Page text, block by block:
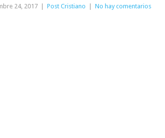
24, 2017 | Post Cristiano | No hay comentarios